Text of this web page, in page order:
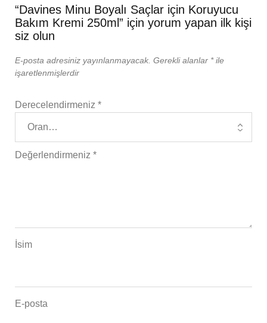
“Davines Minu Boyalı Saçlar için Koruyucu
Bakım Kremi 250ml” için yorum yapan ilk kişi
siz olun
E-posta adresiniz yayınlanmayacak. Gerekli alanlar *ile
işaretlenmişlerdir
Derecelendirmeniz *
Değerlendirmeniz *
İsim
E-posta